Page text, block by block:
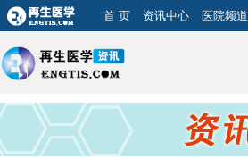
首 页 资讯中心 医院频道